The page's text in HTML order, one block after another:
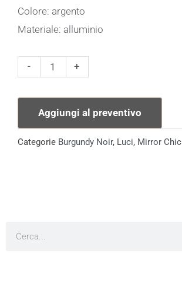
Colore: argento
Materiale: alluminio
-
Mirror
quantità
+
Aggiungi al preventivo
Categorie Burgundy Noir, Luci, Mirror Chic​